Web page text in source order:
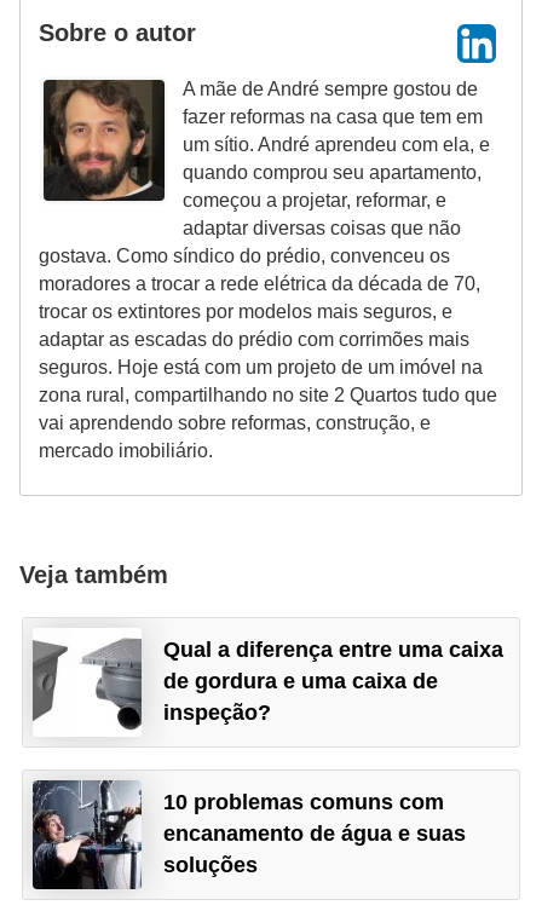
Sobre o autor
A mãe de André sempre gostou de
fazer reformas na casa que tem em
um sítio. André aprendeu com ela, e
quando comprou seu apartamento,
começou a projetar, reformar, e
adaptar diversas coisas que não
gostava. Como síndico do prédio, convenceu os
moradores a trocar a rede elétrica da década de 70,
trocar os extintores por modelos mais seguros, e
adaptar as escadas do prédio com corrimões mais
seguros. Hoje está com um projeto de um imóvel na
zona rural, compartilhando no site 2 Quartos tudo que
vai aprendendo sobre reformas, construção, e
mercado imobiliário.
Veja também
Qual a diferença entre uma caixa
de gordura e uma caixa de
inspeção?
10 problemas comuns com
encanamento de água e suas
soluções